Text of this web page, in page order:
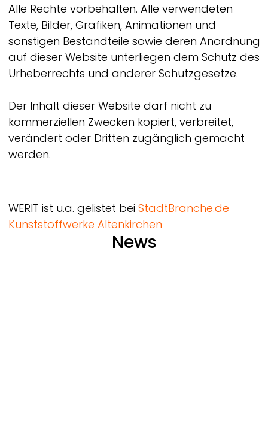
Alle Rechte vorbehalten. Alle verwendeten
Texte, Bilder, Grafiken, Animationen und
sonstigen Bestandteile sowie deren Anordnung
auf dieser Website unterliegen dem Schutz des
Urheberrechts und anderer Schutzgesetze.
Der Inhalt dieser Website darf nicht zu
kommerziellen Zwecken kopiert, verbreitet,
verändert oder Dritten zugänglich gemacht
werden.
WERIT ist u.a. gelistet bei StadtBranche.de
Kunststoffwerke Altenkirchen
News